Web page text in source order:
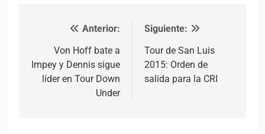
Navegación de entradas
Anterior:
Von Hoff bate a
Impey y Dennis sigue
líder en Tour Down
Under
Siguiente:
Tour de San Luis
2015: Orden de
salida para la CRI